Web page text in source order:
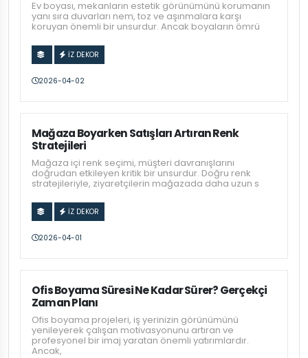
Ev boyası, mekanların estetik görünümünü korumanın
yanı sıra duvarları nem, toz ve aşınmalara karşı
koruyan önemli bir unsurdur. Ancak boyaların ömrü
İZ DEKOR
2026-04-02
Mağaza Boyarken Satışları Artıran Renk
Stratejileri
Mağaza içi renk seçimi, müşteri davranışlarını
doğrudan etkileyen kritik bir unsurdur. Doğru renk
stratejileriyle, ziyaretçilerin mağazada daha uzun s
İZ DEKOR
2026-04-01
Ofis Boyama Süresi Ne Kadar Sürer? Gerçekçi
Zaman Planı
Ofis boyama projeleri, iş yerinizin görünümünü
yenileyerek çalışan motivasyonunu artıran ve
profesyonel bir imaj yaratan önemli yatırımlardır.
Ancak,